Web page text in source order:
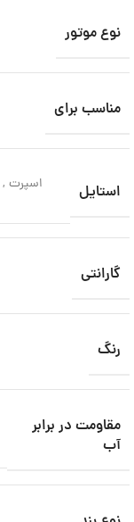
نوع موتور
مناسب برای
استایل اسپرت ,
گارانتی
رنگ
مقاومت در برابر
آب